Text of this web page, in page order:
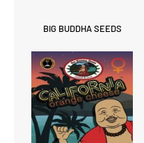
BIG BUDDHA SEEDS